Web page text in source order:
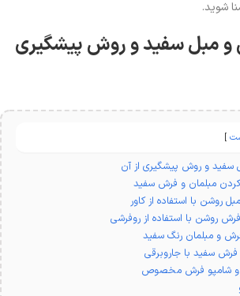
شوید.
و مبل سفید و روش پیشگیری
سفید و روش پیشگیری از آن
کردن مبلمان و فرش سفید
روشن با استفاده از کاور
روشن با استفاده از روفرشی
و مبلمان رنگ سفید
سفید با جاروبرقی
و شامپو فرش مخصوص